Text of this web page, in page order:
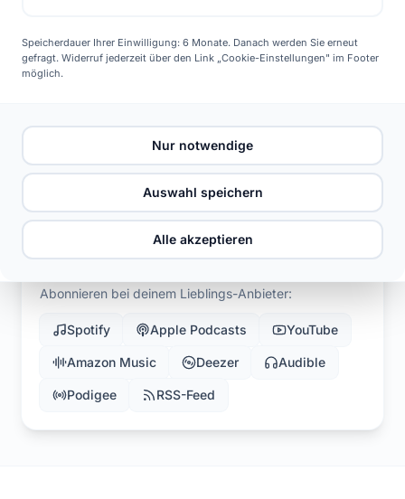
Jetzt anhören
Abonnieren bei deinem Lieblings-Anbieter:
Spotify Apple Podcasts YouTube
Amazon Music Deezer Audible
Podigee RSS-Feed
Speicherdauer Ihrer Einwilligung: 6 Monate. Danach werden Sie erneut
gefragt. Widerruf jederzeit über den Link „Cookie-Einstellungen" im Footer
möglich.
Nur notwendige
Auswahl speichern
Alle akzeptieren